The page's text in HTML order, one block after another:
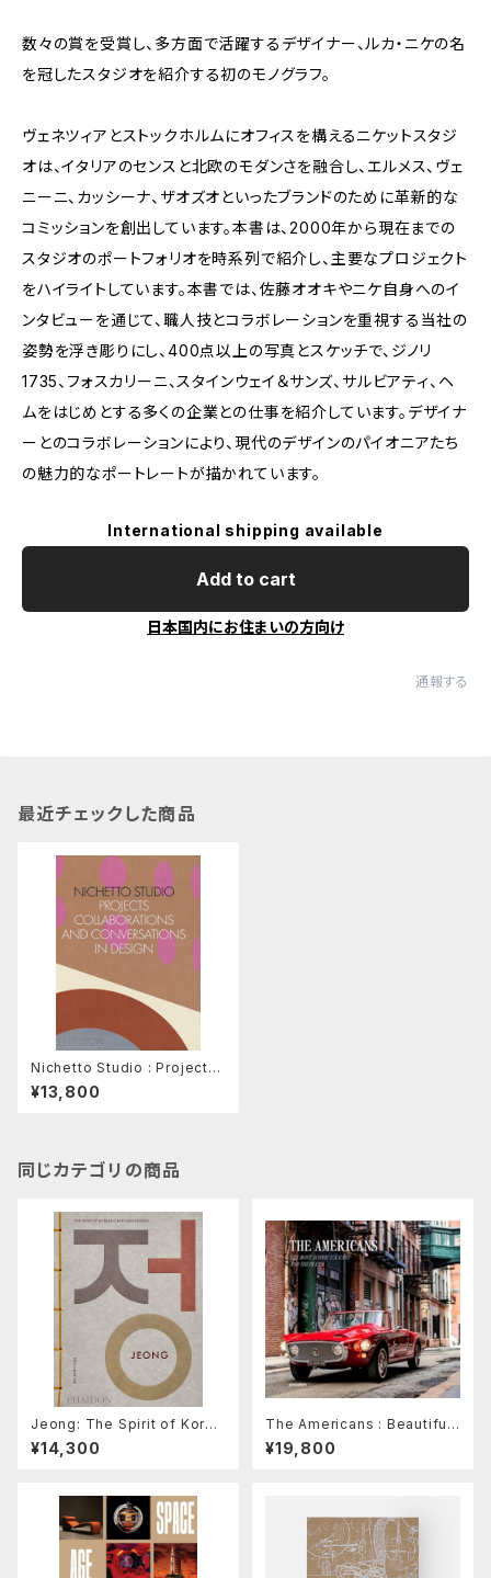
数々の賞を受賞し、多方面で活躍するデザイナー、ルカ・ニケの名
を冠したスタジオを紹介する初のモノグラフ。
ヴェネツィアとストックホルムにオフィスを構えるニケットスタジ
オは、イタリアのセンスと北欧のモダンさを融合し、エルメス、ヴェ
ニーニ、カッシーナ、ザオズオといったブランドのために革新的な
コミッションを創出しています。本書は、2000年から現在までの
スタジオのポートフォリオを時系列で紹介し、主要なプロジェクト
をハイライトしています。本書では、佐藤オオキやニケ自身へのイ
ンタビューを通じて、職人技とコラボレーションを重視する当社の
姿勢を浮き彫りにし、400点以上の写真とスケッチで、ジノリ
1735、フォスカリーニ、スタインウェイ＆サンズ、サルビアティ、ヘ
ムをはじめとする多くの企業との仕事を紹介しています。デザイナ
ーとのコラボレーションにより、現代のデザインのパイオニアたち
の魅力的なポートレートが描かれています。
International shipping available
Add to cart
日本国内にお住まいの方向け
通報する
最近チェックした商品
Nichetto Studio : Projects,
Collaborations and Conver
sations in Design
¥13,800
同じカテゴリの商品
Jeong: The Spirit of Korea
n Craft and Design
¥14,300
The Americans : Beautiful
Machines: The Most Iconic
Us Cars and Their Era
¥19,800